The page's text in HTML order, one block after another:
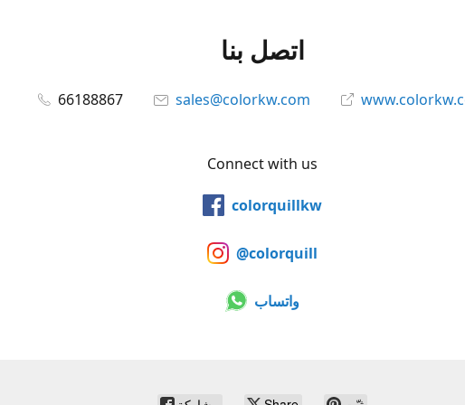
اتصل بنا
66188867 sales@colorkw.com
Connect with us
colorquillkw
@colorquill
واتساب